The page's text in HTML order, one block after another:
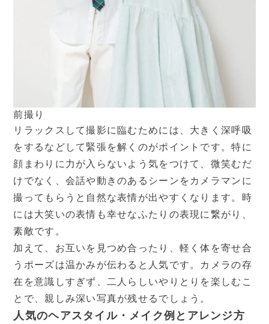
前撮り
リラックスして撮影に臨むためには、大きく深呼吸
をするなどして緊張を解くのがポイントです。特に
顔まわりに力が入らないよう気をつけて、微笑むだ
けでなく、会話や動きのあるシーンをカメラマンに
撮ってもらうと自然な表情が出やすくなります。時
には大笑いの表情も幸せなふたりの表現に繋がり、
素敵です。
加えて、お互いを見つめ合ったり、軽く体を寄せ合
うポーズは温かみが伝わると人気です。カメラの存
在を意識しすぎず、二人らしいやりとりを楽しむこ
とで、親しみ深い写真が残せるでしょう。
人気のヘアスタイル・メイク例とアレンジ方